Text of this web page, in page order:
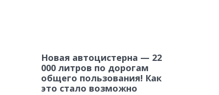
Новая автоцистерна — 22
000 литров по дорогам
общего пользования! Как
это стало возможно